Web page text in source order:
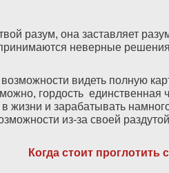
разум, она заставляет
неверные
видеть полную
гордость единственная
жизни и зарабатывать
из-за своей
Когда стоит проглотить